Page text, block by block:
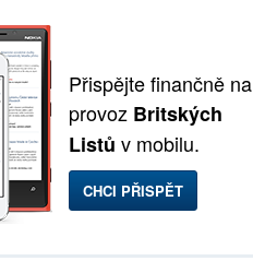
Přispějte finančně na
provoz Britských
Listů v mobilu.
CHCI PŘISPĚT